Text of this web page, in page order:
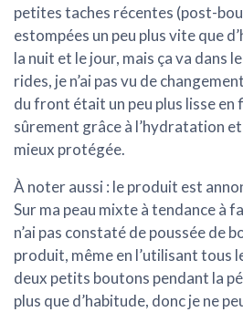
petites taches récentes (post-
estompées un peu plus vite que
la nuit et le jour, mais ça va dans
rides, je n’ai pas vu de
du front était un peu plus lisse en
sûrement grâce à l’hydratation
mieux protégée.
À noter aussi : le produit est
Sur ma peau mixte à tendance à
n’ai pas constaté de poussée de
produit, même en l’utilisant tous
deux petits boutons pendant la
plus que d’habitude, donc je ne